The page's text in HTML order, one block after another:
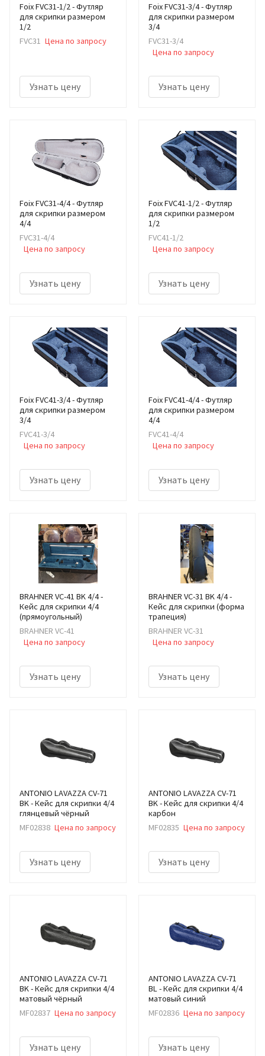
Foix FVC31-1/2 - Футляр
для скрипки размером
1/2
FVC31 Цена по запросу
Узнать цену
Foix FVC31-3/4 - Футляр
для скрипки размером
3/4
FVC31-3/4
Цена по запросу
Узнать цену
Foix FVC31-4/4 - Футляр
для скрипки размером
4/4
FVC31-4/4
Цена по запросу
Узнать цену
Foix FVC41-1/2 - Футляр
для скрипки размером
1/2
FVC41-1/2
Цена по запросу
Узнать цену
Foix FVC41-3/4 - Футляр
для скрипки размером
3/4
FVC41-3/4
Цена по запросу
Узнать цену
Foix FVC41-4/4 - Футляр
для скрипки размером
4/4
FVC41-4/4
Цена по запросу
Узнать цену
BRAHNER VC-41 BK 4/4 -
Кейс для скрипки 4/4
(прямоугольный)
BRAHNER VC-41
Цена по запросу
Узнать цену
BRAHNER VC-31 BK 4/4 -
Кейс для скрипки (форма
трапеция)
BRAHNER VC-31
Цена по запросу
Узнать цену
ANTONIO LAVAZZA CV-71
BK - Кейс для скрипки 4/4
глянцевый чёрный
MF02838 Цена по запросу
Узнать цену
ANTONIO LAVAZZA CV-71
BK - Кейс для скрипки 4/4
карбон
MF02835 Цена по запросу
Узнать цену
ANTONIO LAVAZZA CV-71
BK - Кейс для скрипки 4/4
матовый чёрный
MF02837 Цена по запросу
Узнать цену
ANTONIO LAVAZZA CV-71
BL - Кейс для скрипки 4/4
матовый синий
MF02836 Цена по запросу
Узнать цену